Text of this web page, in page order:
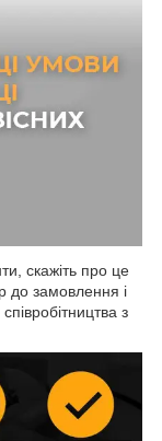
скажіть про це
до замовлення і
з